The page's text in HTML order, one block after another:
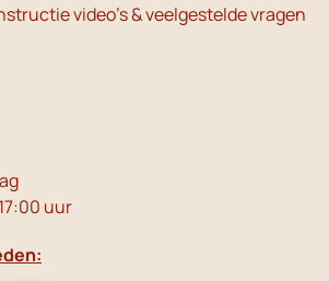
video's & veelgestelde vragen
uur